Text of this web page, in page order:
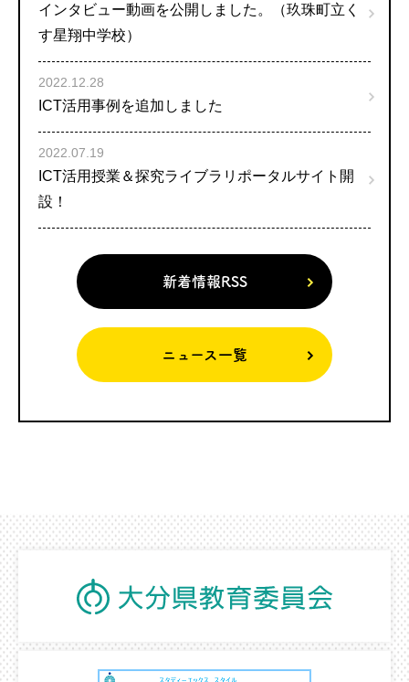
インタビュー動画を公開しました。（玖珠町立く
す星翔中学校）
2022.12.28
ICT活用事例を追加しました
2022.07.19
ICT活用授業＆探究ライブラリポータルサイト開
設！
新着情報RSS
ニュース一覧